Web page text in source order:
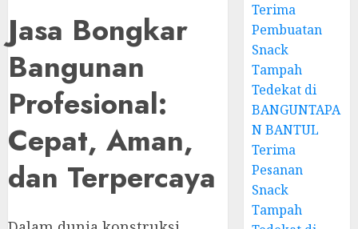
Jasa Bongkar
Bangunan
Profesional:
Cepat, Aman,
dan Terpercaya
Terima
Pembuatan
Snack
Tampah
Tedekat di
BANGUNTAPA
N BANTUL
Terima
Pesanan
Snack
Tampah